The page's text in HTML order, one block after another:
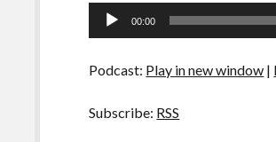
Tocador
00:00
Podcast: Play in new window |
Subscribe: RSS